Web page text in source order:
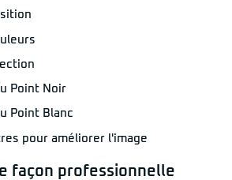
Point Noir
Point Blanc
pour améliorer l'image
façon professionnelle